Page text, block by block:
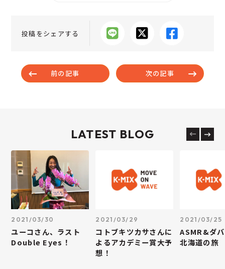
投稿をシェアする
前の記事 次の記事
LATEST BLOG
2021/03/30
ユーコさん、ラスト
Double Eyes！
2021/03/29
コトブキツカサさんに
よるアカデミー賞大予
想！
2021/03/25
ASMR&ダ
北海道の旅